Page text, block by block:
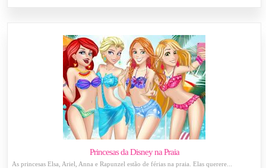
Princesas da Disney na Praia
As princesas Elsa, Ariel, Anna e Rapunzel estão de férias na praia. Elas querere...